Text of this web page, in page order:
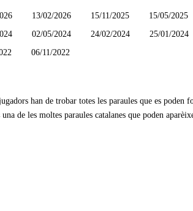
13/02/2026 15/11/2025 15/05/2025
02/05/2024 24/02/2024 25/01/2024
06/11/2022
han de trobar totes les paraules que es poden
una de les moltes paraules catalanes que poden